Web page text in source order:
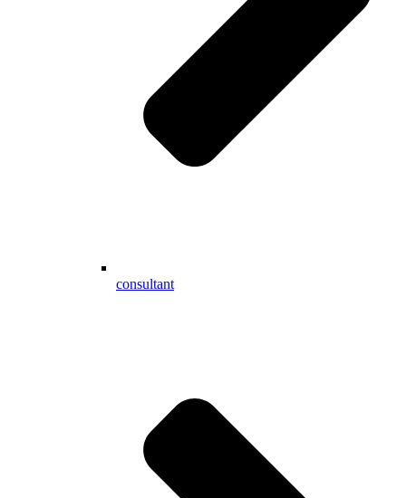
consultant